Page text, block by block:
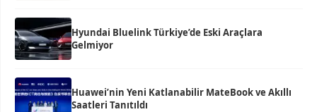
Hyundai Bluelink Türkiye’de Eski Araçlara
Gelmiyor
Huawei’nin Yeni Katlanabilir MateBook ve Akıllı
Saatleri Tanıtıldı